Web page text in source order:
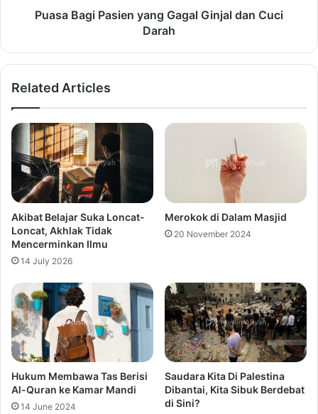
Puasa Bagi Pasien yang Gagal Ginjal dan Cuci
Darah
Related Articles
Akibat Belajar Suka Loncat-
Loncat, Akhlak Tidak
Mencerminkan Ilmu
14 July 2026
Merokok di Dalam Masjid
20 November 2024
Hukum Membawa Tas Berisi
Al-Quran ke Kamar Mandi
14 June 2024
Saudara Kita Di Palestina
Dibantai, Kita Sibuk Berdebat
di Sini?